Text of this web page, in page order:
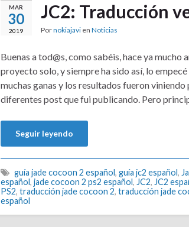
MAR
30
2019
JC2: Traducción
Pornokiajavien Noticias
Buenas a tod@s, como sabéis, hace ya mucho
proyecto solo, y siempre ha sido así, lo
muchas ganas y los resultados fueron viniendo
diferentes post que fui publicando. Pero
Seguir leyendo
guía jade cocoon 2 español, guía jc2 español,
español, jade cocoon 2 ps2 español, JC2, JC2
PS2, traducción jade cocoon 2, traducción jade
español